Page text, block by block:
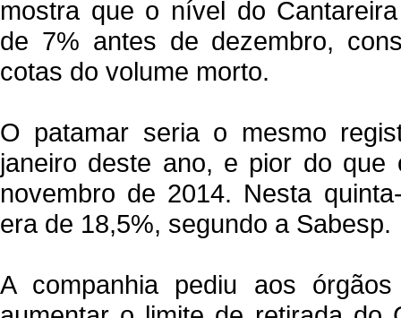
mostra que o nível do
de 7% antes de dezembro,
cotas do volume morto.
O patamar seria o mesmo
janeiro deste ano, e pior do
novembro de 2014. Nesta
era de 18,5%, segundo a Sabesp.
A companhia pediu aos